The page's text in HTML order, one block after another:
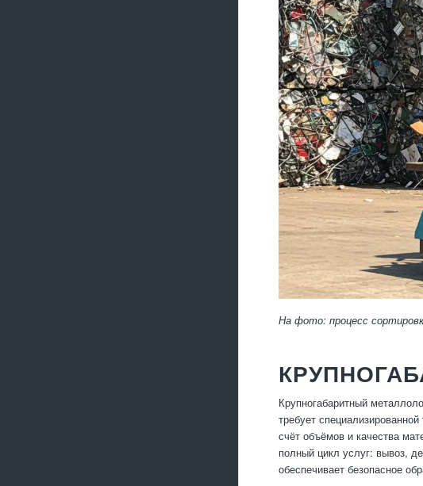
На фото: процесс
Крупногабаритный
требует
счёт объёмов и качества
полный цикл услуг: вывоз,
обеспечивает безопасное